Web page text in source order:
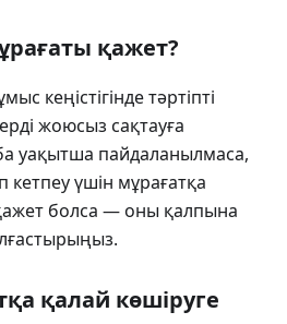
қажет?
кеңістігінде тәртіпті
жоюсыз сақтауға
уақытша пайдаланылмаса,
кетпеу үшін мұрағатқа
болса — оны қалпына
қалай көшіруге